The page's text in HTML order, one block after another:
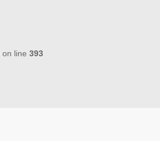
on line 393